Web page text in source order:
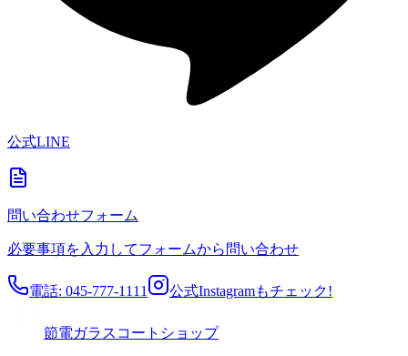
公式LINE
問い合わせフォーム
必要事項を入力してフォームから問い合わせ
電話: 045-777-1111 公式Instagramもチェック!
節電ガラスコートショップ